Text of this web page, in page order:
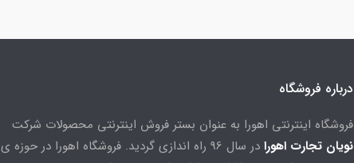
درباره فروشگاه
فروشگاه اینترنتی اهورا به عنوان بستر فروش اینترنتی محصولات شرکت
نویان تجارت اهورا
در سال 96 راه اندازی گردید. فروشگاه اهورا در حوزه ی